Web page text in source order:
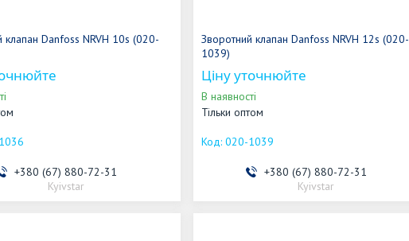
клапан Danfoss NRVH 10s (020-
+380 (67) 880-72-31
Kyivstar
Зворотний клапан Danfoss NRVH 12s (020-
1039)
Ціну уточнюйте
В наявності
Тільки оптом
020-1039
+380 (67) 880-72-31
Kyivstar